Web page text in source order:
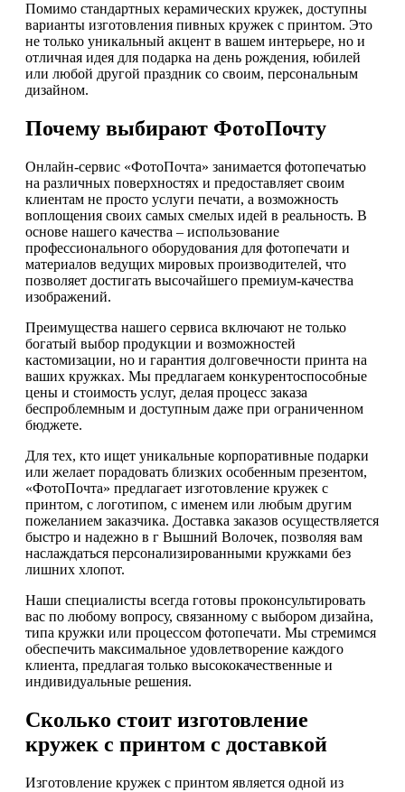
Помимо стандартных керамических кружек, доступны
варианты изготовления пивных кружек с принтом. Это
не только уникальный акцент в вашем интерьере, но и
отличная идея для подарка на день рождения, юбилей
или любой другой праздник со своим, персональным
дизайном.
Почему выбирают ФотоПочту
Онлайн-сервис «ФотоПочта» занимается фотопечатью
на различных поверхностях и предоставляет своим
клиентам не просто услуги печати, а возможность
воплощения своих самых смелых идей в реальность. В
основе нашего качества – использование
профессионального оборудования для фотопечати и
материалов ведущих мировых производителей, что
позволяет достигать высочайшего премиум-качества
изображений.
Преимущества нашего сервиса включают не только
богатый выбор продукции и возможностей
кастомизации, но и гарантия долговечности принта на
ваших кружках. Мы предлагаем конкурентоспособные
цены и стоимость услуг, делая процесс заказа
беспроблемным и доступным даже при ограниченном
бюджете.
Для тех, кто ищет уникальные корпоративные подарки
или желает порадовать близких особенным презентом,
«ФотоПочта» предлагает изготовление кружек с
принтом, с логотипом, с именем или любым другим
пожеланием заказчика. Доставка заказов осуществляется
быстро и надежно в г Вышний Волочек, позволяя вам
наслаждаться персонализированными кружками без
лишних хлопот.
Наши специалисты всегда готовы проконсультировать
вас по любому вопросу, связанному с выбором дизайна,
типа кружки или процессом фотопечати. Мы стремимся
обеспечить максимальное удовлетворение каждого
клиента, предлагая только высококачественные и
индивидуальные решения.
Сколько стоит изготовление
кружек с принтом с доставкой
Изготовление кружек с принтом является одной из